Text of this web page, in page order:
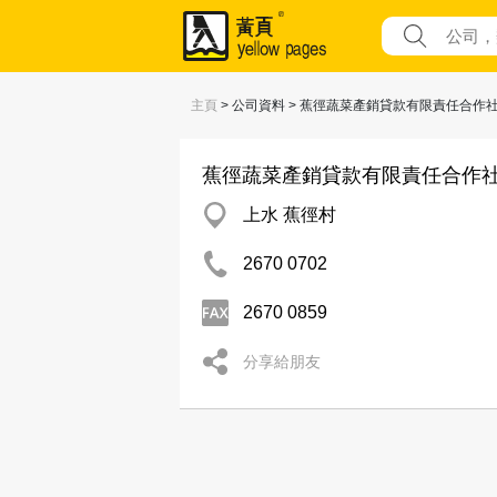
主頁 > 公司資料 > 蕉徑蔬菜產銷貸款有限責任合作
蕉徑蔬菜產銷貸款有限責任合作
上水 蕉徑村
2670 0702
2670 0859
分享給朋友